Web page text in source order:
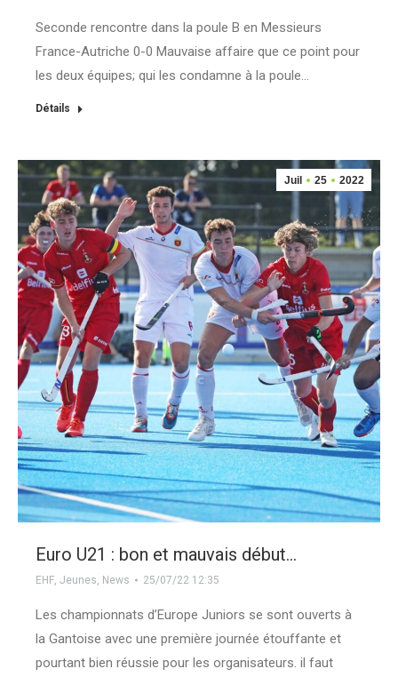
Seconde rencontre dans la poule B en Messieurs
France-Autriche 0-0 Mauvaise affaire que ce point pour
les deux équipes; qui les condamne à la poule…
Détails
Juil 25 2022
Euro U21 : bon et mauvais début…
EHF, Jeunes, News 25/07/22 12:35
Les championnats d’Europe Juniors se sont ouverts à
la Gantoise avec une première journée étouffante et
pourtant bien réussie pour les organisateurs. il faut